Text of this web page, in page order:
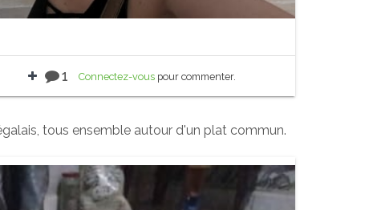
1 Connectez-vous pour commenter.
tous ensemble autour d'un plat commun.